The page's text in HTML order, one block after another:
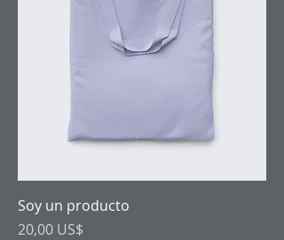
Soy un producto
Precio
20,00 US$